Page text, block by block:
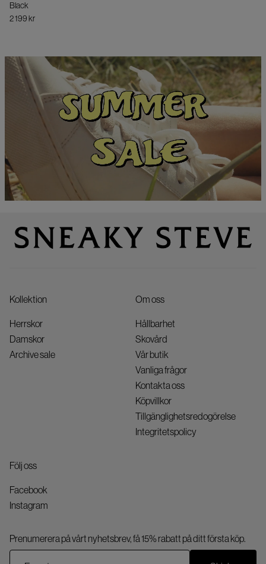
Black
2 199 kr
Kollektion
Herrskor
Damskor
Archive sale
Om oss
Hållbarhet
Skovård
Vår butik
Vanliga frågor
Kontakta oss
Köpvillkor
Tillgänglighetsredogörelse
Integritetspolicy
Följ oss
Facebook
Instagram
Prenumerera på vårt nyhetsbrev, få 15% rabatt på ditt första köp.